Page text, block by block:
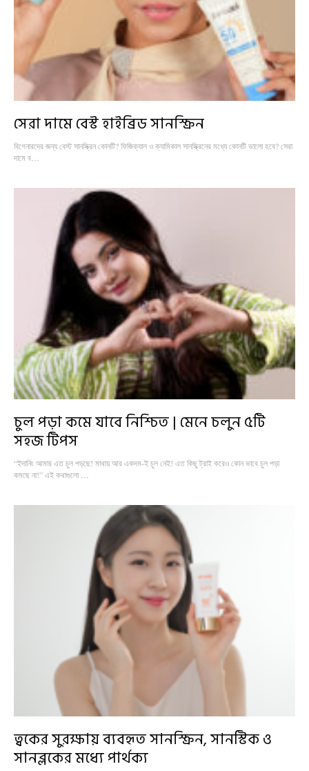
সেরা দামে বেস্ট হাইব্রিড সানস্ক্রিন
বিগেনারদের জন্য বেস্ট সানস্ক্রিন কোনটি? ফিজিক্যাল ও ক্যামিকাল সানস্ক্রিনের মধ্যে কোনটি ভালো হবে? সেরা
দামে ব…
চুল পড়া কমে যাবে নিশ্চিত | মেনে চলুন ৫টি
সহজ টিপস
“ইদানিং আমার এত চুল পড়ছে! মাথায় আর একদম-ই চুল নেই! এত কিছু ট্রাই করেও কোন ভাবে চুল পড়া
কমছে না!” এই কথাগুলো …
ত্বকের সুরক্ষায় ব্যবহৃত সানস্ক্রিন, সানস্টিক ও
সানব্লকের মধ্যে পার্থক্য